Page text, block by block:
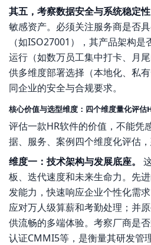
其五，考察数据安全与系统稳定性
敏感资产。必须关注服务商是否
（如ISO27001），其产品架构
运行（如数万员工集中打卡、月
供多维度部署选择（本地化、私
同企业的安全与合规要求。
核心价值与选型维度：四个维度量化评估
评估一款HR软件的价值，不能凭
据、服务、案例四个维度化评估
维度一：技术架构与发展底座。
板、迭代速度和未来生命力。先
发能力，快速响应企业个性化需
应对万人级算薪和考勤处理；并
供流畅的多端体验。考察厂商是
认证CMMI5等，是衡量其研发管